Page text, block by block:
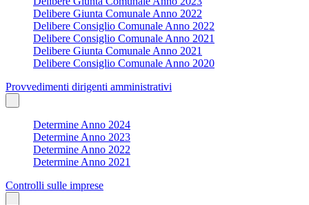
Delibere Giunta Comunale Anno 2022
Delibere Consiglio Comunale Anno 2022
Delibere Consiglio Comunale Anno 2021
Delibere Giunta Comunale Anno 2021
Delibere Consiglio Comunale Anno 2020
Provvedimenti dirigenti amministrativi
Determine Anno 2024
Determine Anno 2023
Determine Anno 2022
Determine Anno 2021
Controlli sulle imprese